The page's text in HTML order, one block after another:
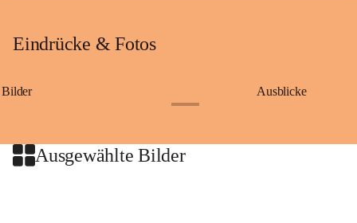
Eindrücke & Fotos
Bilder Ausblicke
Ausgewählte Bilder